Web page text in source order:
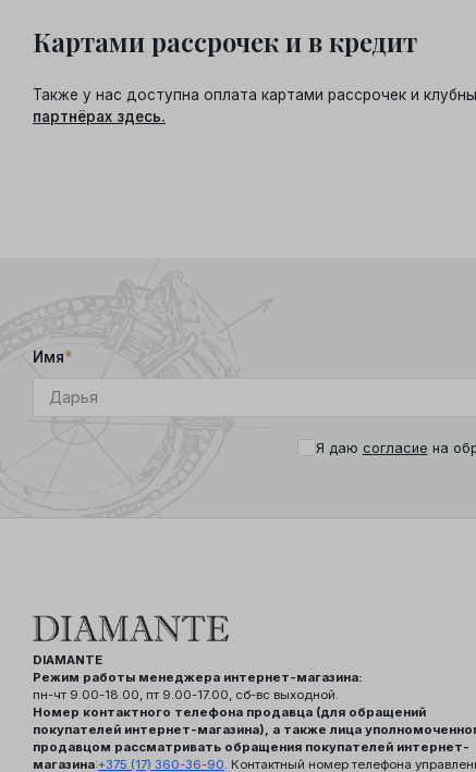
Картами рассрочек и в кредит
Также у нас доступна оплата картами рассрочек и
партнёрах здесь.
Имя*
Я даю согласие на
DIAMANTE
Режим работы менеджера интернет-магазина:
пн-чт 9.00-18.00, пт 9.00-17.00, сб-вс выходной.
Номер контактного телефона продавца (для обращений
покупателей интернет-магазина), а также лица
продавцом рассматривать обращения покупателей интернет-
магазина:+375 (17) 360-36-90 . Контактный номер телефона